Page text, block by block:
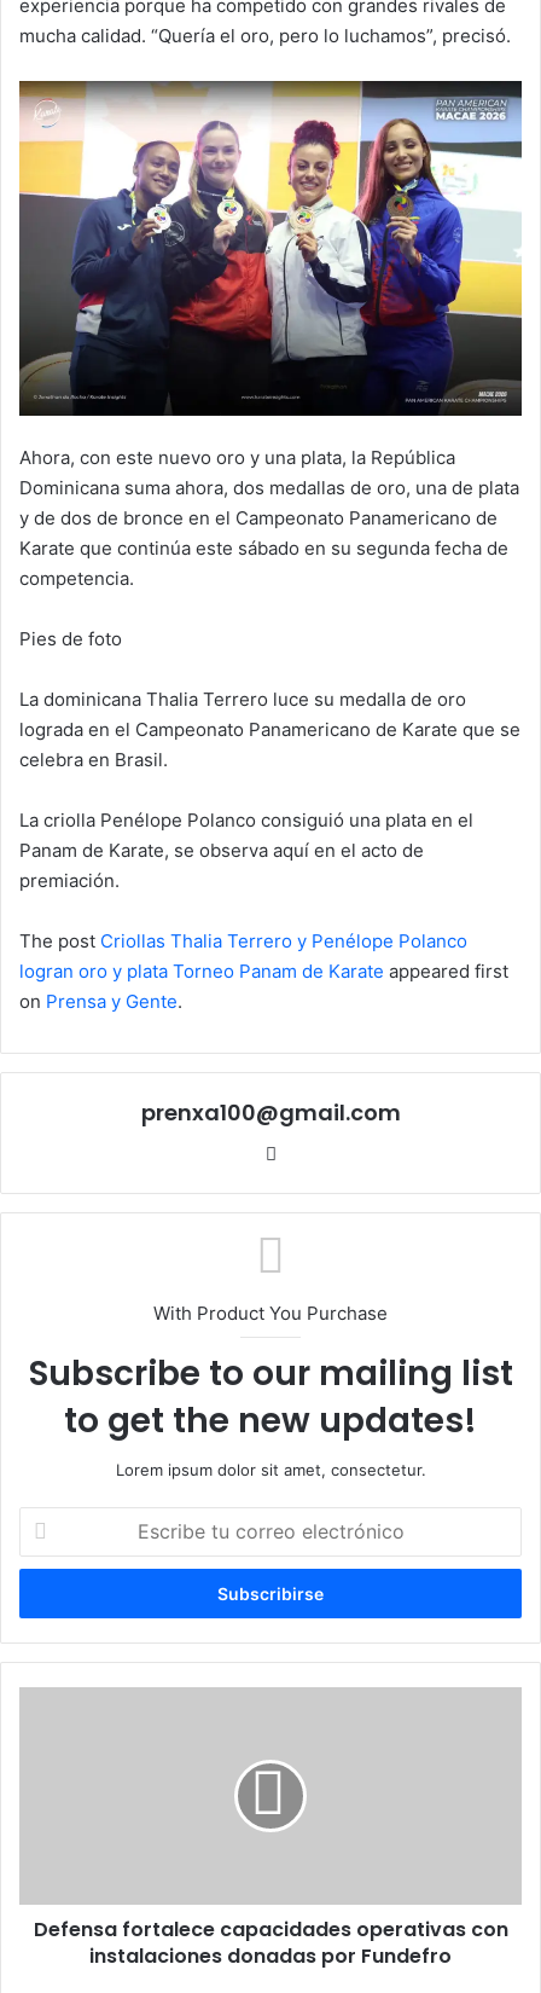
experiencia porque ha competido con grandes rivales de
mucha calidad. “Quería el oro, pero lo luchamos”, precisó.
Ahora, con este nuevo oro y una plata, la República
Dominicana suma ahora, dos medallas de oro, una de plata
y de dos de bronce en el Campeonato Panamericano de
Karate que continúa este sábado en su segunda fecha de
competencia.
Pies de foto
La dominicana Thalia Terrero luce su medalla de oro
lograda en el Campeonato Panamericano de Karate que se
celebra en Brasil.
La criolla Penélope Polanco consiguió una plata en el
Panam de Karate, se observa aquí en el acto de
premiación.
The post Criollas Thalia Terrero y Penélope Polanco
logran oro y plata Torneo Panam de Karate appeared first
on Prensa y Gente.
prenxa100@gmail.com
With Product You Purchase
Subscribe to our mailing list
to get the new updates!
Lorem ipsum dolor sit amet, consectetur.
Escribe
correo
Fundefro
Defensa fortalece capacidades operativas con
instalaciones donadas por Fundefro